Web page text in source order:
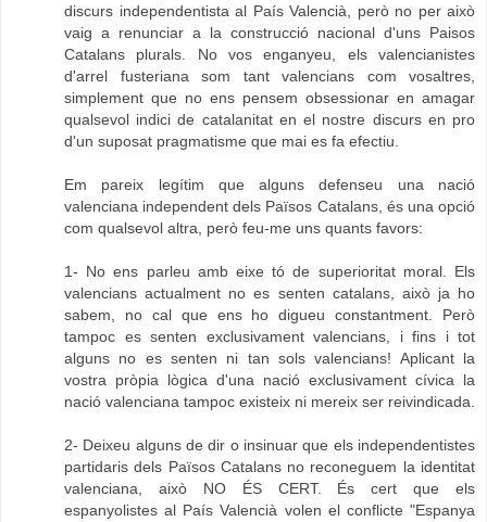
discurs independentista al País Valencià, però no per això
vaig a renunciar a la construcció nacional d'uns Paisos
Catalans plurals. No vos enganyeu, els valencianistes
d'arrel fusteriana som tant valencians com vosaltres,
simplement que no ens pensem obsessionar en amagar
qualsevol indici de catalanitat en el nostre discurs en pro
d'un suposat pragmatisme que mai es fa efectiu.
Em pareix legítim que alguns defenseu una nació
valenciana independent dels Països Catalans, és una opció
com qualsevol altra, però feu-me uns quants favors:
1- No ens parleu amb eixe tó de superioritat moral. Els
valencians actualment no es senten catalans, això ja ho
sabem, no cal que ens ho digueu constantment. Però
tampoc es senten exclusivament valencians, i fins i tot
alguns no es senten ni tan sols valencians! Aplicant la
vostra pròpia lògica d'una nació exclusivament cívica la
nació valenciana tampoc existeix ni mereix ser reivindicada.
2- Deixeu alguns de dir o insinuar que els independentistes
partidaris dels Països Catalans no reconeguem la identitat
valenciana, això NO ÉS CERT. És cert que els
espanyolistes al País Valencià volen el conflicte "Espanya